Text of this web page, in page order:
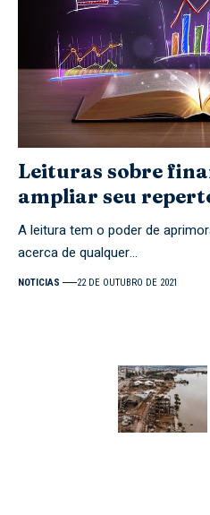
Leituras sobre
ampliar seu
A leitura tem o poder de
acerca de qualquer…
NOTICIAS 22 DE OUTUBRO DE 2021